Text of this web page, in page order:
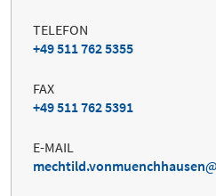
TELEFON
+49 511 762 5355
FAX
+49 511 762 5391
E-MAIL
mechtild.vonmuenchhausen